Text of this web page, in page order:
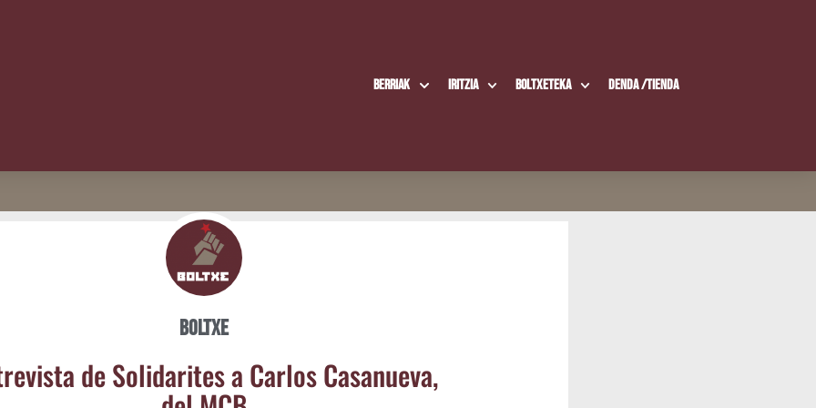
Berriak Iritzia Boltxe­te­ka Den­da /​Tien­da
Boltxe
de Soli­da­ri­tes a Car­los Casa­nue­va,